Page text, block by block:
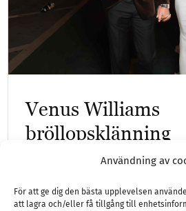
Användning av
För att ge dig den bästa upplevelsen
att lagra och/eller få tillgång till
Venus Williams
bröllopsklänning
Tennisikonen Venus
rad olika